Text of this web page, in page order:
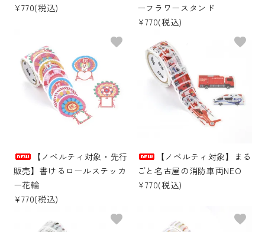
¥770(税込)
ーフラワースタンド
¥770(税込)
【ノベルティ対象・先行
販売】書けるロールステッカ
ー花輪
¥770(税込)
favorite
【ノベルティ対象】まる
ごと名古屋の消防車両NEO
¥770(税込)
favorite
favorite favorite